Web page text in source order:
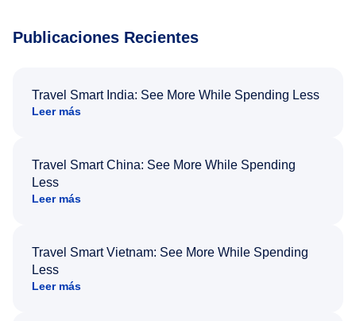
Publicaciones Recientes
Travel Smart India: See More While Spending Less
Leer más
Travel Smart China: See More While Spending
Less
Leer más
Travel Smart Vietnam: See More While Spending
Less
Leer más